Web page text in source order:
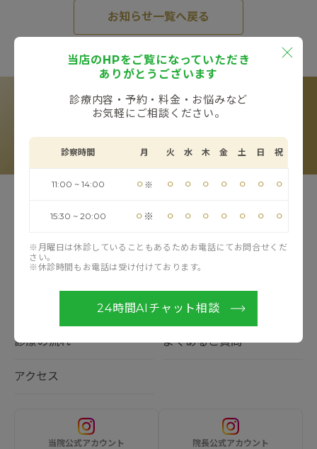
お知らせ一覧へ戻る
当店のHPをご覧になっていただき
ありがとうございます
診療内容・予約・料金・お悩みなど
お気軽にご相談ください。
診察時間 月 火 水 木 金 土 日 祝
11:00 ~ 14:00 ⚪︎ ※ ⚪︎ ⚪︎ ⚪︎ ⚪︎ ⚪︎ ⚪︎ ⚪︎
15:30 ~ 20:00 ⚪︎ ※ ⚪︎ ⚪︎ ⚪︎ ⚪︎ ⚪︎ ⚪︎ ⚪︎
※月曜日は休診していることもあるためお電話にてお問合せくだ
さい。
※休診時間もお電話は受け付けております。
24時間AIチャット相談
カウンセリングのご予約
RESERVE
※お電話受付時間：11:00〜20:00（フリーコール）
お悩み一覧 治療方法一覧
ブログ
診療の流れ よくあるご質問
アクセス
当院公式アカウント 院長公式アカウント